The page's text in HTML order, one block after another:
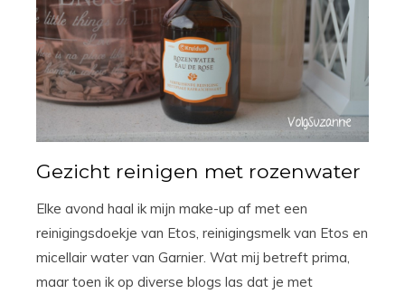
Gezicht reinigen met rozenwater
Elke avond haal ik mijn make-up af met een
reinigingsdoekje van Etos, reinigingsmelk van Etos en
micellair water van Garnier. Wat mij betreft prima,
maar toen ik op diverse blogs las dat je met